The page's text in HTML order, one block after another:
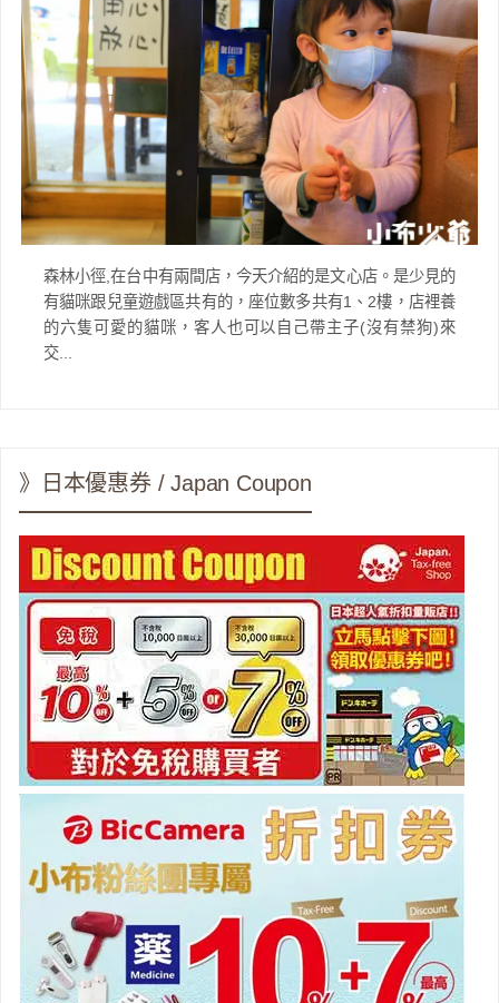
森林小徑,在台中有兩間店，今天介紹的是文心店。是少見的
有貓咪跟兒童遊戲區共有的，座位數多共有1、2樓，店裡養
的六隻可愛的貓咪，客人也可以自己帶主子(沒有禁狗)來
交...
》日本優惠券 / Japan Coupon